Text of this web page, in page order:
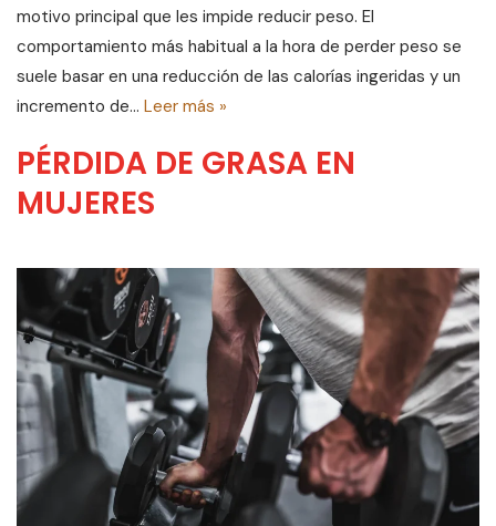
motivo principal que les impide reducir peso. El
comportamiento más habitual a la hora de perder peso se
suele basar en una reducción de las calorías ingeridas y un
incremento de… Leer más »
PÉRDIDA DE GRASA EN
MUJERES